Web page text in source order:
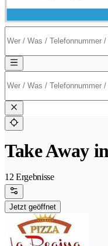
Take Away
12 Ergebnisse
Jetzt geöffnet